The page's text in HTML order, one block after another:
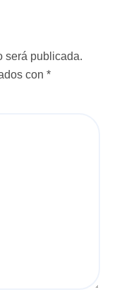
será publicada.
con *